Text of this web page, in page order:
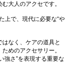
大人のアクセです。
上で、現代に必要な“や
なく、ケアの道具と
めのアクセサリー。
強さ”を表現する重要な